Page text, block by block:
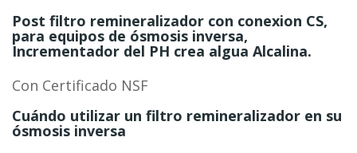
Post filtro remineralizador con conexion CS,
para equipos de ósmosis inversa,
Incrementador del PH crea algua Alcalina.
Con Certificado NSF
Cuándo utilizar un filtro remineralizador en su
ósmosis inversa